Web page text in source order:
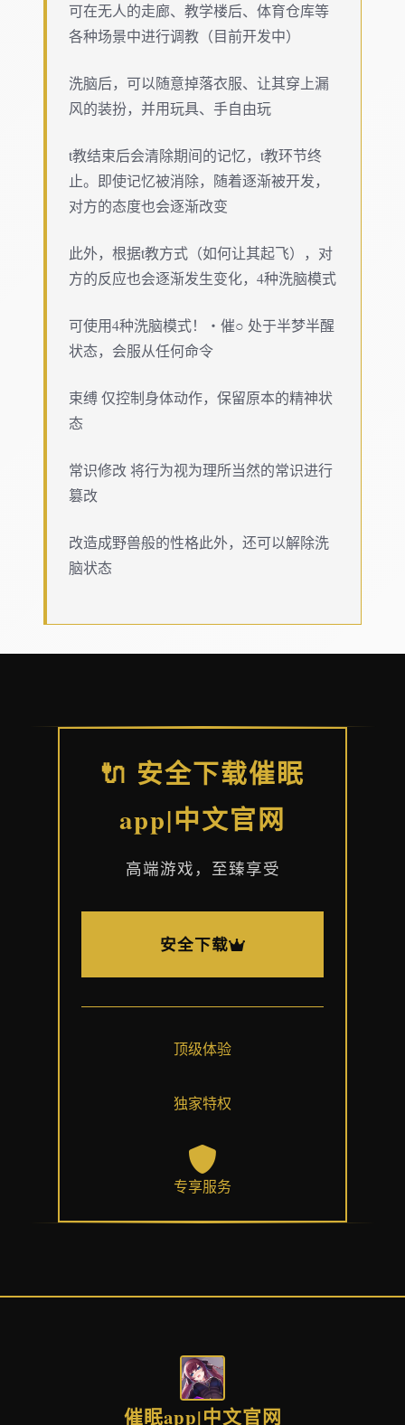
可在无人的走廊、教学楼后、体育仓库等
各种场景中进行调教（目前开发中）
洗脑后，可以随意掉落衣服、让其穿上漏
风的装扮，并用玩具、手自由玩
t教结束后会清除期间的记忆，t教环节终
止。即使记忆被消除，随着逐渐被开发，
对方的态度也会逐渐改变
此外，根据t教方式（如何让其起飞），对
方的反应也会逐渐发生变化，4种洗脑模式
可使用4种洗脑模式！・催○ 处于半梦半醒
状态，会服从任何命令
束缚 仅控制身体动作，保留原本的精神状
态
常识修改 将行为视为理所当然的常识进行
篡改
改造成野兽般的性格此外，还可以解除洗
脑状态
🔌 安全下载催眠
app|中文官网
高端游戏，至臻享受
安全下载
顶级体验
独家特权
专享服务
催眠app|中文官网